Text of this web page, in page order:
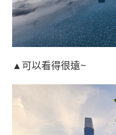
▲可以看得很遠~